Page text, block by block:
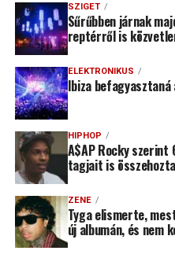
SZIGET
Sűrűbben járnak
reptérről is
ELEKTRONIKUS
Ibiza befagyasztaná
HIPHOP
A$AP Rocky szerint
tagjait is összehozta
ZENE
Tyga elismerte,
új albumán, és nem